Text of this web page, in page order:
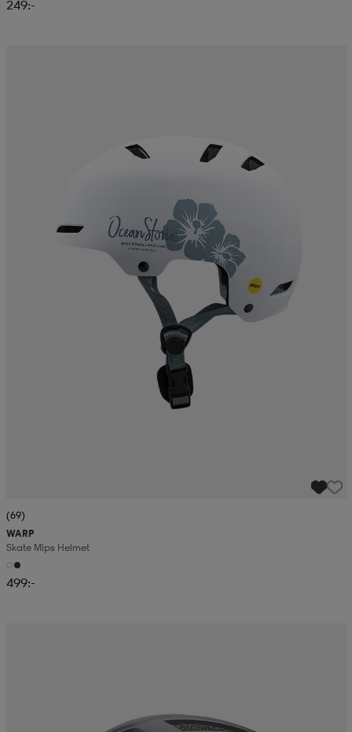
249:-
(69)
WARP
Skate Mips Helmet
499:-